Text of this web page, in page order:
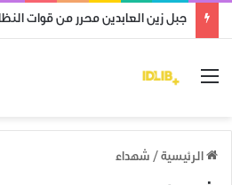
جبل زين العابدين محرر من قوات
القائمة
الرئيسية / شهداء